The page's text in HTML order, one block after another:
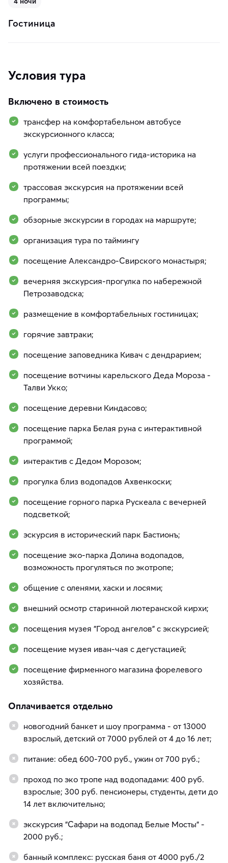
Гостиница
Условия тура
Включено в стоимость
трансфер на комфортабельном автобусе
экскурсионного класса;
услуги профессионального гида-историка на
протяжении всей поездки;
трассовая экскурсия на протяжении всей
программы;
обзорные экскурсии в городах на маршруте;
организация тура по таймингу
посещение Александро-Свирского монастыря;
вечерняя экскурсия-прогулка по набережной
Петрозаводска;
размещение в комфортабельных гостиницах;
горячие завтраки;
посещение заповедника Кивач с дендрарием;
посещение вотчины карельского Деда Мороза -
Талви Укко;
посещение деревни Киндасово;
посещение парка Белая руна с интерактивной
программой;
интерактив с Дедом Морозом;
прогулка близ водопадов Ахвенкоски;
посещение горного парка Рускеала с вечерней
подсветкой;
эскурсия в исторический парк Бастионъ;
посещение эко-парка Долина водопадов,
возможность прогуляться по экотропе;
общение с оленями, хаски и лосями;
внешний осмотр старинной лютеранской кирхи;
посещения музея "Город ангелов" с экскурсией;
посещение музея иван-чая с дегустацией;
посещение фирменного магазина форелевого
хозяйства.
Оплачивается отдельно
новогодний банкет и шоу программа - от 13000
взрослый, детский от 7000 рублей от 4 до 16 лет;
питание: обед 600-700 руб., ужин от 700 руб.;
проход по эко тропе над водопадами: 400 руб.
взрослые; 300 руб. пенсионеры, студенты, дети до
14 лет включительно;
экскурсия "Сафари на водопад Белые Мосты" -
2000 руб.;
банный комплекс: русская баня от 4000 руб./2